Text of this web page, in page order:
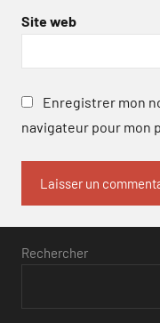
Site web
Enregistrer mon
navigateur pour mon
Rechercher